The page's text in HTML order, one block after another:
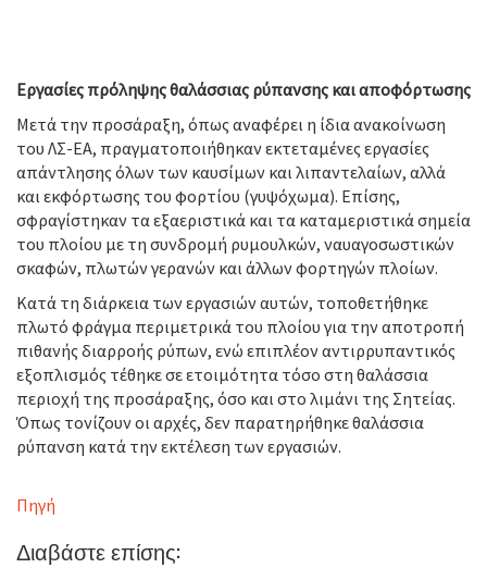
Εργασίες πρόληψης θαλάσσιας ρύπανσης και αποφόρτωσης
Μετά την προσάραξη, όπως αναφέρει η ίδια ανακοίνωση
του ΛΣ-ΕΑ, πραγματοποιήθηκαν εκτεταμένες εργασίες
απάντλησης όλων των καυσίμων και λιπαντελαίων, αλλά
και εκφόρτωσης του φορτίου (γυψόχωμα). Επίσης,
σφραγίστηκαν τα εξαεριστικά και τα καταμεριστικά σημεία
του πλοίου με τη συνδρομή ρυμουλκών, ναυαγοσωστικών
σκαφών, πλωτών γερανών και άλλων φορτηγών πλοίων.
Κατά τη διάρκεια των εργασιών αυτών, τοποθετήθηκε
πλωτό φράγμα περιμετρικά του πλοίου για την αποτροπή
πιθανής διαρροής ρύπων, ενώ επιπλέον αντιρρυπαντικός
εξοπλισμός τέθηκε σε ετοιμότητα τόσο στη θαλάσσια
περιοχή της προσάραξης, όσο και στο λιμάνι της Σητείας.
Όπως τονίζουν οι αρχές, δεν παρατηρήθηκε θαλάσσια
ρύπανση κατά την εκτέλεση των εργασιών.
Πηγή
Διαβάστε επίσης: